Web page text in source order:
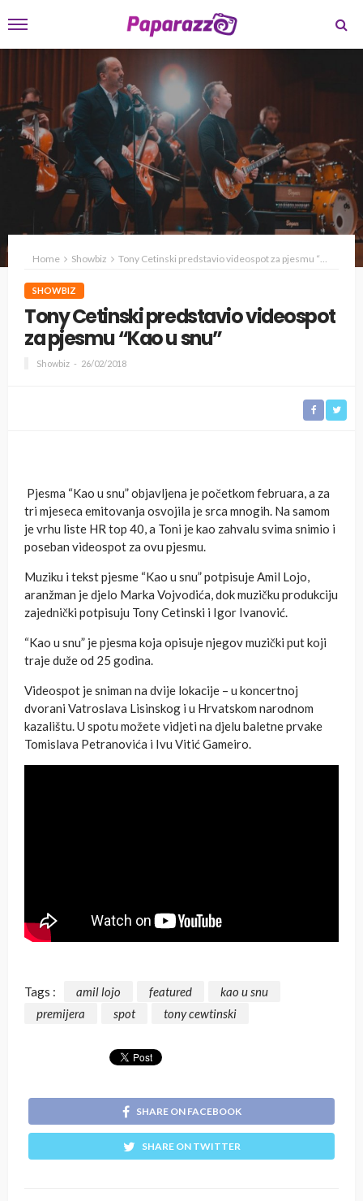
Home Showbiz Tony Cetinski predstavio videospot za pjesmu “Kao u snu”
SHOWBIZ
Tony Cetinski predstavio videospot
za pjesmu “Kao u snu”
Showbiz 26/02/2018
Pjesma “Kao u snu” objavljena je početkom februara, a za
tri mjeseca emitovanja osvojila je srca mnogih. Na samom
je vrhu liste HR top 40, a Toni je kao zahvalu svima snimio i
poseban videospot za ovu pjesmu.
Muziku i tekst pjesme “Kao u snu” potpisuje Amil Lojo,
aranžman je djelo Marka Vojvodića, dok muzičku produkciju
zajednički potpisuju Tony Cetinski i Igor Ivanović.
“Kao u snu” je pjesma koja opisuje njegov muzički put koji
traje duže od 25 godina.
Videospot je sniman na dvije lokacije – u koncertnoj
dvorani Vatroslava Lisinskog i u Hrvatskom narodnom
kazalištu. U spotu možete vidjeti na djelu baletne prvake
Tomislava Petranovića i Ivu Vitić Gameiro.
Tags : amil lojo featured
kao u snu
premijera
spot tony cewtinski
SHARE ON FACEBOOK
SHARE ON TWITTER